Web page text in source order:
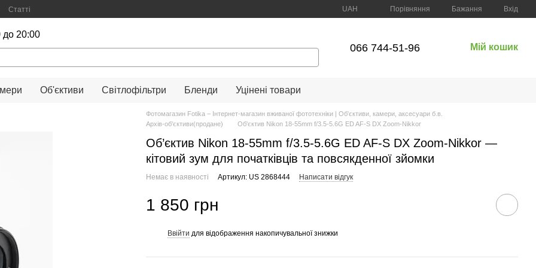
Статті UAH Порівняння Бажання Вхід
20:00
066 744-51-96 Мій кошик
Об'єктиви Світлофільтри Бленди Уцінені товари
Фотомагазин Fotika – Інтернет-магазин вживаної фототехніки | Об'єктиви, камери, аксесуари б.в.
Архів-об'єктиви(продане)
Об'єктив Nikon 18-55mm f/3.5-5.6G ED AF-S DX Zoom-Nikkor
Об’єктив Nikon 18-55mm f/3.5-5.6G ED AF-S DX Zoom-Nikkor —
кітовий зум для початківців та повсякденної зйомки
Немає в наявності Артикул: US 2868444 Написати відгук
1 850 грн
Ввійти для відображення накопичувальної знижки